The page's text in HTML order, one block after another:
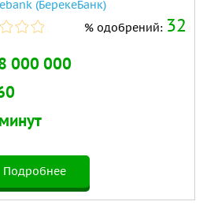
(БерекеБанк)
% одобрений: 32
000 000
Подробнее